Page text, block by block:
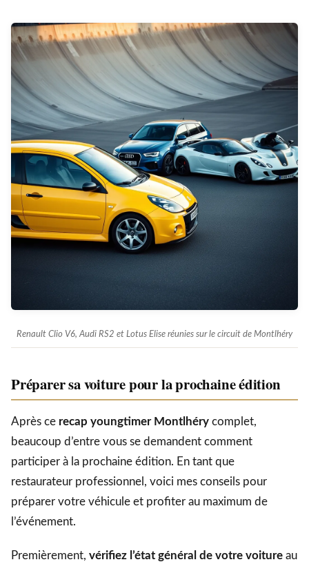
Renault Clio V6, Audi RS2 et Lotus Elise réunies sur le circuit de Montlhéry
Préparer sa voiture pour la prochaine édition
Après ce recap youngtimer Montlhéry complet,
beaucoup d’entre vous se demandent comment
participer à la prochaine édition. En tant que
restaurateur professionnel, voici mes conseils pour
préparer votre véhicule et profiter au maximum de
l’événement.
Premièrement, vérifiez l’état général de votre voiture au